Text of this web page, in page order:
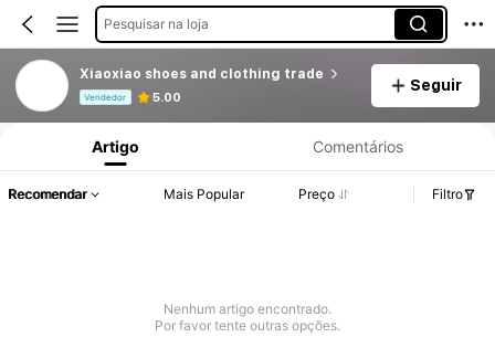
Pesquisar na loja
Xiaoxiao shoes and clothing trade
Vendedor 5.00
Seguir
Informações do Produto: Divulgação de Preço, Vendas e Detalhes de Stock.
Artigo Comentários
Recomendar Mais Popular Preço Filtro
Nenhum artigo encontrado.
Por favor tente outras opções.